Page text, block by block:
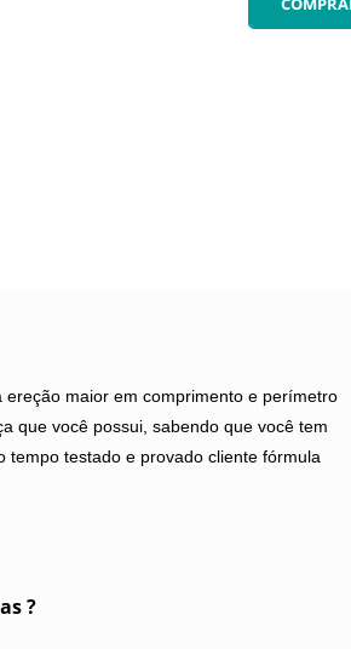
maior em comprimento e perímetro
que você possui, sabendo que você tem
tempo testado e provado cliente fórmula
?